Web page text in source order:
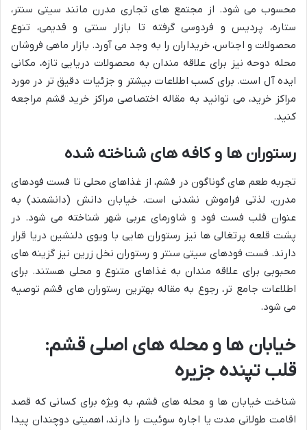
محسوب می شود. از مجتمع های تجاری مدرن مانند سیتی سنتر،
ستاره، پردیس و فردوسی گرفته تا بازار سنتی و قدیمی، تنوع
محصولات و اجناس، خریداران را به وجد می آورد. بازار ماهی فروشان
محله دوحه نیز برای علاقه مندان به محصولات دریایی تازه، مکانی
ایده آل است. برای کسب اطلاعات بیشتر و جزئیات دقیق تر در مورد
مراکز خرید، می توانید به مقاله اختصاصی مراکز خرید قشم مراجعه
کنید.
رستوران ها و کافه های شناخته شده
تجربه طعم های گوناگون در قشم، از غذاهای محلی تا فست فودهای
مدرن، لذتی فراموش نشدنی است. خیابان دانش (دانشمند) به
عنوان قلب فست فود و شاورمای عربی شهر شناخته می شود. در
پشت قلعه پرتغالی ها نیز رستوران هایی با ویوی دلنشین دریا قرار
دارند. فست فودهای سیتی سنتر و رستوران نخل زرین نیز گزینه های
محبوبی برای علاقه مندان به غذاهای متنوع و محلی هستند. برای
اطلاعات جامع تر، رجوع به مقاله بهترین رستوران های قشم توصیه
می شود.
خیابان ها و محله های اصلی قشم:
قلب تپنده جزیره
شناخت خیابان ها و محله های قشم، به ویژه برای کسانی که قصد
اقامت طولانی مدت یا اجاره سوئیت را دارند، اهمیتی دوچندان پیدا